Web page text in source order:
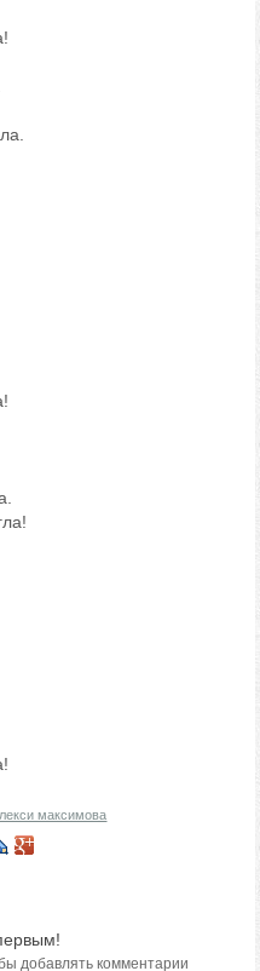
максимова
добавлять комментарии